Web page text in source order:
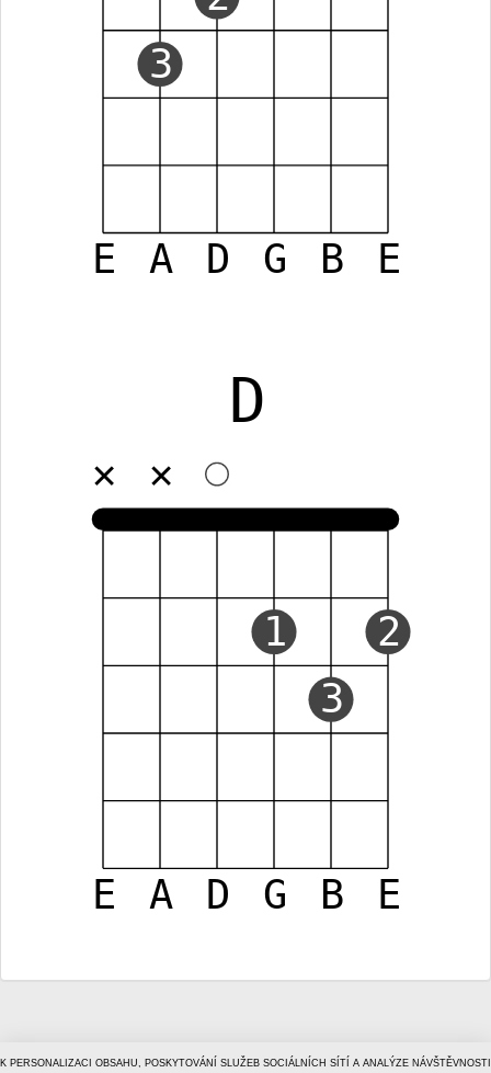
K PERSONALIZACI OBSAHU, POSKYTOVÁNÍ SLUŽEB SOCIÁLNÍCH SÍTÍ A ANALÝZE NÁVŠTĚVNOSTI
E A D G B E
3
D
E A D G B E
✕ ✕
1
3
2